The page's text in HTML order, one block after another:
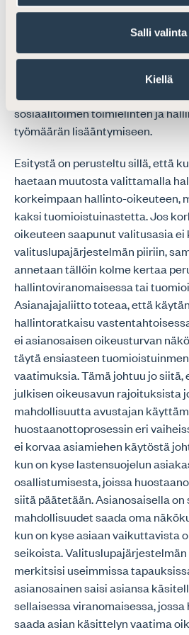
Salli valinta
Kiellä
runsaasti ylimääräistä työtä.
valituslupajärjestelmän
johtamaan lisääntyvään määrään
huostaanottopäätösten
puolestaan heijastuu
sosiaalitoimen toimielinten ja
työmäärän lisääntymiseen.
Esitystä on perusteltu sillä, että
haetaan muutosta valittamalla
korkeimpaan hallinto-oikeuteen,
kaksi tuomioistuinastetta. Jos
oikeuteen saapunut valitusasia ei
valituslupajärjestelmän piiriin,
annetaan tällöin kolme kertaa
hallintoviranomaisessa tai
Asianajajaliitto toteaa, että
hallintoratkaisu
ei asianosaisen oikeusturvan
täytä ensiasteen
vaatimuksia. Tämä johtuu jo siitä,
julkisen oikeusavun rajoituksista
mahdollisuutta avustajan
huostaanottoprosessin eri
ei korvaa asiamiehen käytöstä
kun on kyse lastensuojelun
osallistumisesta, joissa
siitä päätetään. Asianosaisella
mahdollisuudet saada oma
kun on kyse asiaan vaikuttavista
seikoista.
merkitsisi useimmissa
asianosainen saisi asiansa
sellaisessa viranomaisessa,
saada asian käsittelyn vaatima